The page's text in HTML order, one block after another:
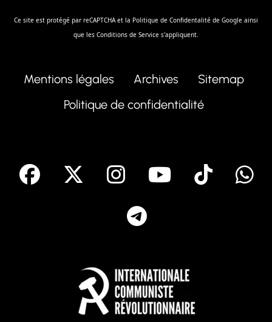
Ce site est protégé par reCAPTCHA et la Politique de Confidentalité de Google ainsi
que les Conditions de Service s'appliquent.
Mentions légales Archives
Sitemap
Politique de confidentialité
facebook Instagram
Youtube
Tik